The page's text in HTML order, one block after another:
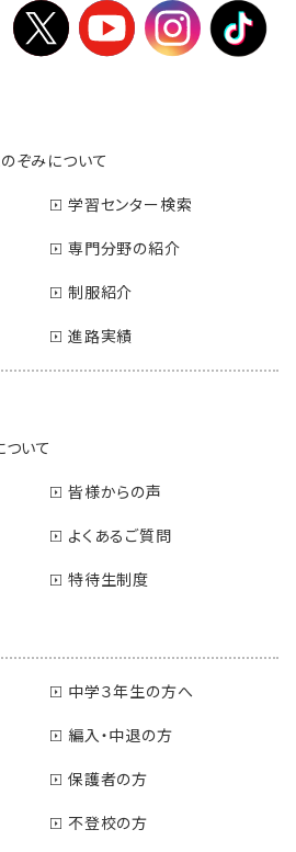
ぞみについて
学習センター検索
専門分野の紹介
制服紹介
進路実績
いて
皆様からの声
よくあるご質問
特待生制度
中学３年生の方へ
編入・中退の方
保護者の方
不登校の方